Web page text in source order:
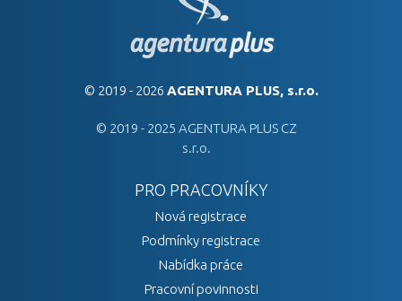
© 2019 - 2026 AGENTURA PLUS, s.r.o.
© 2019 - 2025 AGENTURA PLUS CZ
s.r.o.
PRO PRACOVNÍKY
Nová registrace
Podmínky registrace
Nabídka práce
Pracovní povinnosti